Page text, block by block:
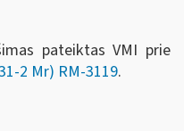
pateiktas VMI prie
2 Mr) RM-3119.